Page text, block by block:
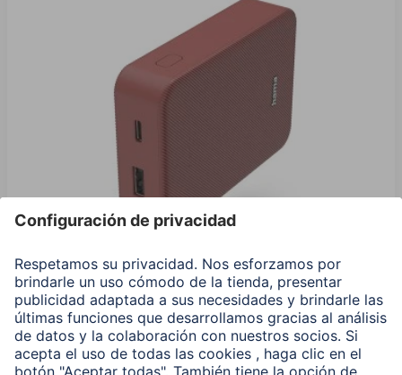
Hama Power Pack "Color 10", 10000 mAh, 2 Salidas:
USB-C, USB-A, Rojo